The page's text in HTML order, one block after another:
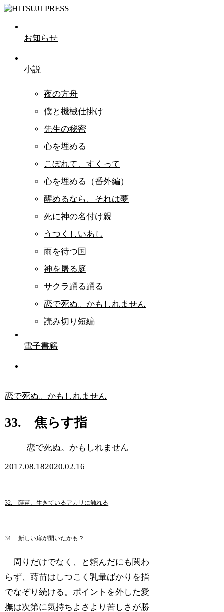
お知らせ
小説
夜の方舟
僕と機械仕掛け
先生の秘密
心を埋める
こぼれて、すくって
心を埋める（番外編）
醒めるなら、それは夢
死に神の名付け親
うつくしいあし
雨を待つ国
神を屠る庭
サクラ踊る踊る
恋で死ぬ。かもしれません
読み切り短編
電子書籍
恋で死ぬ。かもしれません
33. 焦らす指
恋で死ぬ。かもしれません
2017.08.182020.02.16
32. 蒔苗、生きているアカリに触れる
34. 新しい扉が開いたかも？
周りだけでなく、と頼んだにも関わ
らず、蒔苗はしつこく乳暈ばかりを指
でなぞり続ける。ポイントを外した愛
撫は次第に気持ちよさより苦しさが勝